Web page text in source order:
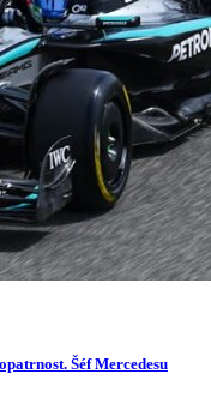
Šéf Mercedesu